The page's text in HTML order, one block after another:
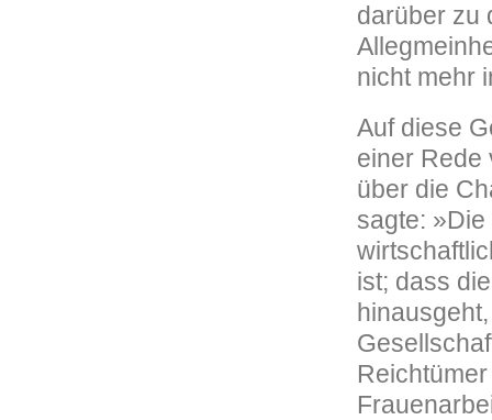
darüber zu
nicht mehr
Auf diese
einer Rede
über die
sagte:
ist; dass